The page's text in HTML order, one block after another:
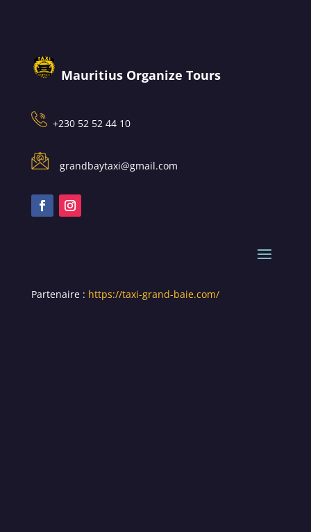
Mauritius Organize Tours
+230 52 52 44 10
grandbaytaxi@gmail.com
Partenaire : https://taxi-grand-baie.com/